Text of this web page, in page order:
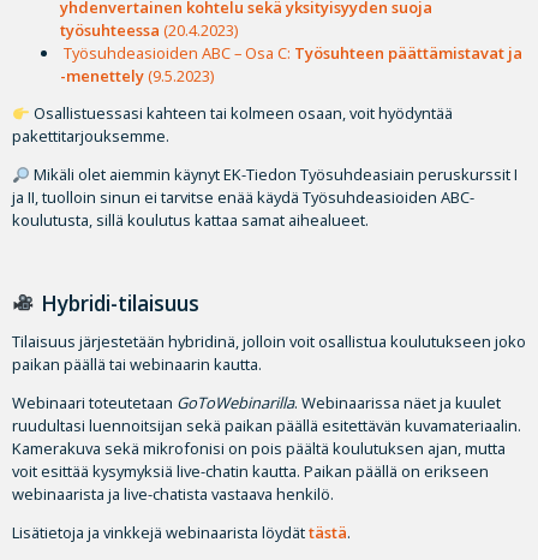
yhdenvertainen kohtelu sekä yksityisyyden suoja
työsuhteessa (20.4.2023)
Työsuhdeasioiden ABC – Osa C: Työsuhteen päättämistavat ja
-menettely(9.5.2023)
Osallistuessasi kahteen tai kolmeen osaan, voit hyödyntää
pakettitarjouksemme.
Mikäli olet aiemmin käynyt EK-Tiedon Työsuhdeasiain peruskurssit I
ja II, tuolloin sinun ei tarvitse enää käydä Työsuhdeasioiden ABC-
koulutusta, sillä koulutus kattaa samat aihealueet.
Hybridi-tilaisuus
Tilaisuus järjestetään hybridinä, jolloin voit osallistua koulutukseen joko
paikan päällä tai webinaarin kautta.
Webinaari toteutetaan GoToWebinarilla. Webinaarissa näet ja kuulet
ruudultasi luennoitsijan sekä paikan päällä esitettävän kuvamateriaalin.
Kamerakuva sekä mikrofonisi on pois päältä koulutuksen ajan, mutta
voit esittää kysymyksiä live-chatin kautta. Paikan päällä on erikseen
webinaarista ja live-chatista vastaava henkilö.
Lisätietoja ja vinkkejä webinaarista löydättästä.